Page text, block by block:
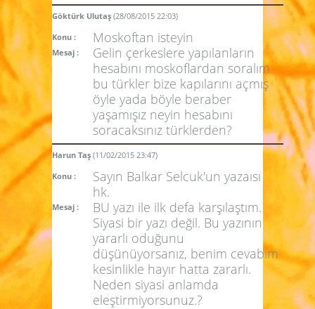
Göktürk Ulutaş (28/08/2015 22:03)
Konu :
Moskoftan isteyin
Mesaj :
Gelin çerkeslere yapılanların
hesabını moskoflardan soralım
bu türkler bize kapılarını açmış
öyle yada böyle beraber
yaşamışız neyin hesabını
soracaksınız türklerden?
Harun Taş (11/02/2015 23:47)
Konu :
Sayın Balkar Selcuk'un yazaısı
hk.
Mesaj :
BU yazı ile ilk defa karşılaştım.
Siyasi bir yazı değil. Bu yazının
yararlı oduğunu
düşünüyorsanız, benim cevabım
kesinlikle hayır hatta zararlı.
Neden siyasi anlamda
eleştirmiyorsunuz.?